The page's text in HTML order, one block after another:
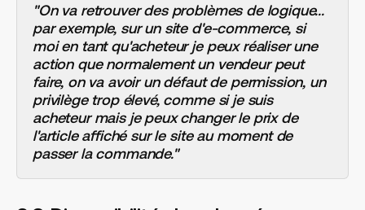
"On va retrouver des problèmes de logique...
par exemple, sur un site d'e-commerce, si
moi en tant qu'acheteur je peux réaliser une
action que normalement un vendeur peut
faire, on va avoir un défaut de permission, un
privilège trop élevé, comme si je suis
acheteur mais je peux changer le prix de
l'article affiché sur le site au moment de
passer la commande."